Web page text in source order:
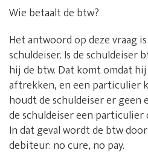
Wie betaalt de btw?
Het antwoord op deze vraag
schuldeiser. Is de
hij de btw. Dat komt omdat
aftrekken, en een particulier
houdt de schuldeiser er geen
de schuldeiser een
In dat geval wordt de btw
debiteur: no cure, no pay.